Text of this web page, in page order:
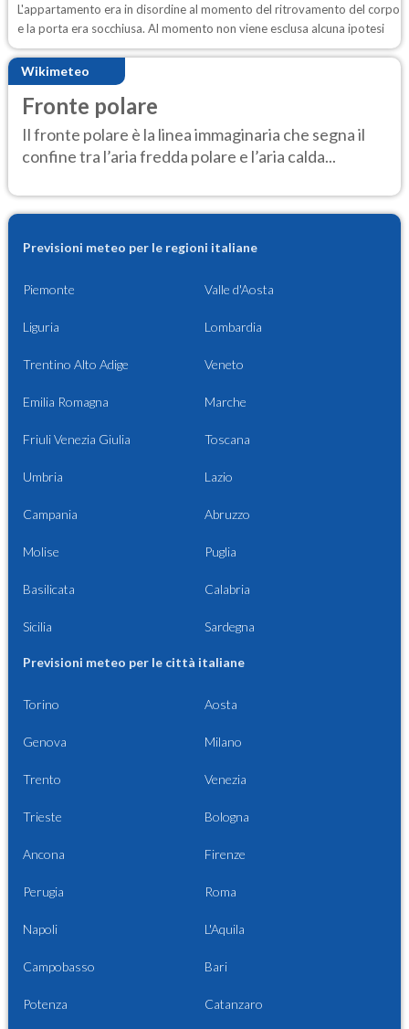
L'appartamento era in disordine al momento del ritrovamento del corpo
e la porta era socchiusa. Al momento non viene esclusa alcuna ipotesi
Wikimeteo
Fronte polare
Il fronte polare è la linea immaginaria che segna il
confine tra l’aria fredda polare e l’aria calda...
Previsioni meteo per le regioni italiane
Piemonte Valle d'Aosta
Liguria Lombardia
Trentino Alto Adige Veneto
Emilia Romagna Marche
Friuli Venezia Giulia Toscana
Umbria Lazio
Campania Abruzzo
Molise Puglia
Basilicata Calabria
Sicilia Sardegna
Previsioni meteo per le città italiane
Torino Aosta
Genova Milano
Trento Venezia
Trieste Bologna
Ancona Firenze
Perugia Roma
Napoli L'Aquila
Campobasso Bari
Potenza Catanzaro